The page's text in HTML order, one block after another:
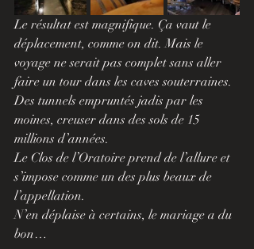
Le résultat est magnifique. Ça vaut le
déplacement, comme on dit. Mais le
voyage ne serait pas complet sans aller
faire un tour dans les caves souterraines.
Des tunnels empruntés jadis par les
moines, creuser dans des sols de 15
millions d’années.
Le Clos de l’Oratoire prend de l’allure et
s’impose comme un des plus beaux de
l’appellation.
N’en déplaise à certains, le mariage a du
bon…